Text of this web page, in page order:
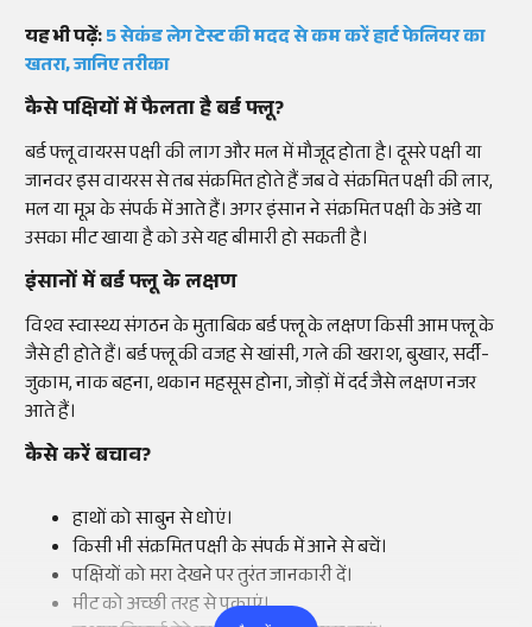
यह भी पढ़ें:5 सेकंड लेग टेस्ट की मदद से कम करें हार्ट फेलियर का
खतरा, जानिए तरीका
कैसे पक्षियों में फैलता है बर्ड फ्लू?
बर्ड फ्लू वायरस पक्षी की लाग और मल में मौजूद होता है। दूसरे पक्षी या
जानवर इस वायरस से तब संक्रमित होते हैं जब वे संक्रमित पक्षी की लार,
मल या मूत्र के संपर्क में आते हैं। अगर इंसान ने संक्रमित पक्षी के अंडे या
उसका मीट खाया है को उसे यह बीमारी हो सकती है।
इंसानों में बर्ड फ्लू के लक्षण
विश्व स्वास्थ्य संगठन के मुताबिक बर्ड फ्लू के लक्षण किसी आम फ्लू के
जैसे ही होते हैं। बर्ड फ्लू की वजह से खांसी, गले की खराश, बुखार, सर्दी-
जुकाम, नाक बहना, थकान महसूस होना, जोड़ों में दर्द जैसे लक्षण नजर
आते हैं।
कैसे करें बचाव?
हाथों को साबुन से धोएं।
किसी भी संक्रमित पक्षी के संपर्क में आने से बचें।
पक्षियों को मरा देखने पर तुरंत जानकारी दें।
मीट को अच्छी तरह से पकाएं।